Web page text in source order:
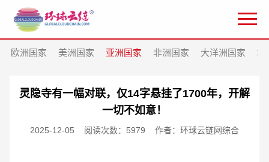
欧洲国家 美洲国家 亚洲国家 非洲国家 大洋洲国家 北
灵隐寺有一幅对联，仅14字悬挂了1700年，开解
一切不如意！
2025-12-05 阅读次数：5979 作者：环球云链网综合